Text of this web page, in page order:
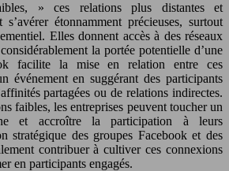
» ces relations plus distantes et
s’avérer étonnamment précieuses, surtout
Elles donnent accès à des réseaux
la portée potentielle d’une
facilite la mise en relation entre ces
événement en suggérant des participants
partagées ou de relations indirectes.
faibles, les entreprises peuvent toucher un
et accroître la participation à leurs
stratégique des groupes Facebook et des
contribuer à cultiver ces connexions
en participants engagés.